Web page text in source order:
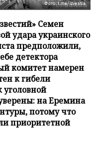
Фото: t.me/izvestia
Семен
удара украинского
предположили,
детектора
комитет намерен
к гибели
уголовной
на Еремина
потому что
приоритетной